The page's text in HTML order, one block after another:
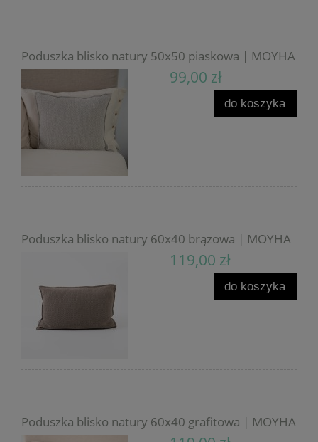
Poduszka blisko natury 50x50 piaskowa | MOYHA
99,00 zł
do koszyka
Poduszka blisko natury 60x40 brązowa | MOYHA
119,00 zł
do koszyka
Poduszka blisko natury 60x40 grafitowa | MOYHA